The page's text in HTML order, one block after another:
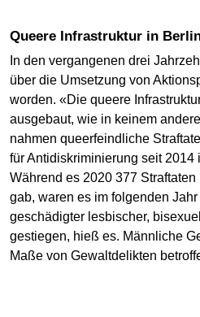
Queere Infrastruktur in
In den vergangenen drei
über die Umsetzung von
worden. «Die queere
ausgebaut, wie in keinem
nahmen queerfeindliche
für Antidiskriminierung seit 2014
Während es 2020 377
gab, waren es im folgenden
geschädigter lesbischer,
gestiegen, hieß es. Männliche
Maße von Gewaltdelikten